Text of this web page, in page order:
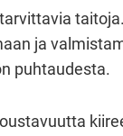
ja
puhtaudesta.